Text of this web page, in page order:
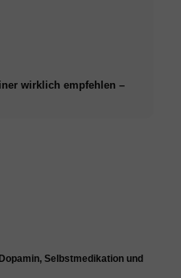
wirklich empfehlen –
Selbstmedikation und